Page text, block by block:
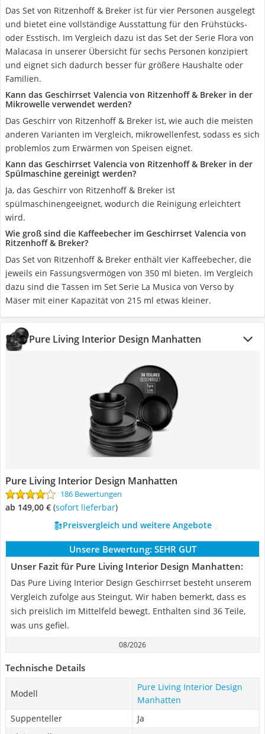
Das Set von Ritzenhoff & Breker ist für vier Personen ausgelegt
und bietet eine vollständige Ausstattung für den Frühstücks-
oder Esstisch. Im Vergleich dazu ist das Set der Serie Flora von
Malacasa in unserer Übersicht für sechs Personen konzipiert
und eignet sich dadurch besser für größere Haushalte oder
Familien.
Kann das Geschirrset Valencia von Ritzenhoff & Breker in der
Mikrowelle verwendet werden?
Das Geschirr von Ritzenhoff & Breker ist, wie auch die meisten
anderen Varianten im Vergleich, mikrowellenfest, sodass es sich
problemlos zum Erwärmen von Speisen eignet.
Kann das Geschirrset Valencia von Ritzenhoff & Breker in der
Spülmaschine gereinigt werden?
Ja, das Geschirr von Ritzenhoff & Breker ist
spülmaschinengeeignet, wodurch die Reinigung erleichtert
wird.
Wie groß sind die Kaffeebecher im Geschirrset Valencia von
Ritzenhoff & Breker?
Das Set von Ritzenhoff & Breker enthält vier Kaffeebecher, die
jeweils ein Fassungsvermögen von 350 ml bieten. Im Vergleich
dazu sind die Tassen im Set Serie La Musica von Verso by
Mäser mit einer Kapazität von 215 ml etwas kleiner.
Pure Living Interior Design Manhatten
Pure Living Interior Design Manhatten
186 Bewertungen
ab 149,00 € ( Sofort lieferbar)
Preisvergleich und weitere Angebote
Unsere Bewertung: SEHR GUT
Unser Fazit für Pure Living Interior Design Manhatten:
Das Pure Living Interior Design Geschirrset besteht unserem
Vergleich zufolge aus Steingut. Wir haben bemerkt, dass es
sich preislich im Mittelfeld bewegt. Enthalten sind 36 Teile,
was uns gefiel.
08/2026
Technische Details
Modell
Pure Living Interior Design
Manhatten
Suppenteller
Ja